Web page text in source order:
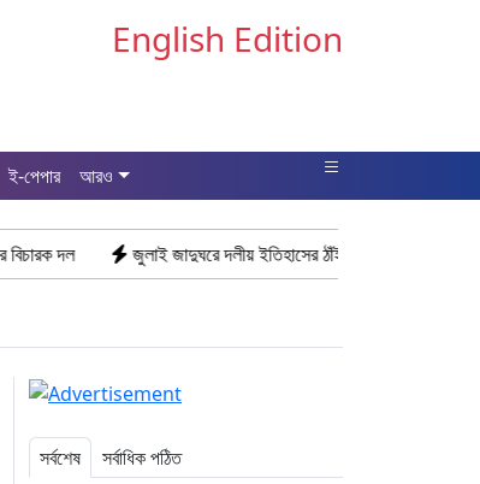
English Edition
ই-পেপার আরও
জুলাই জাদুঘরে দলীয় ইতিহাসের ঠাঁই হবে না: নাহিদ ইসলাম
সর্বশেষ সর্বাধিক পঠিত